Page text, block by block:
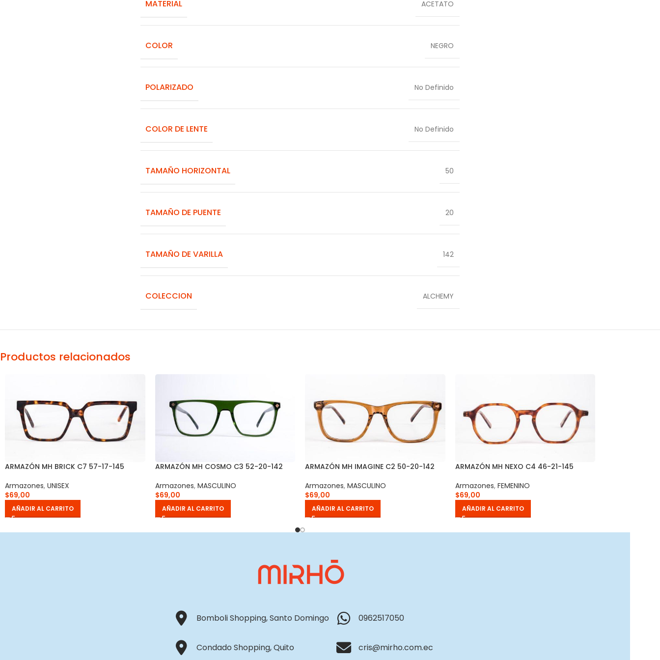
MATERIAL ACETATO
COLOR NEGRO
POLARIZADO No Definido
COLOR DE LENTE No Definido
TAMAÑO HORIZONTAL 50
TAMAÑO DE PUENTE 20
TAMAÑO DE VARILLA 142
COLECCION ALCHEMY
Productos relacionados
ARMAZÓN MH BRICK C7 57-17-145
Armazones, UNISEX
$69,00
AÑADIR AL CARRITO
ARMAZÓN MH COSMO C3 52-20-142
Armazones, MASCULINO
$69,00
AÑADIR AL CARRITO
ARMAZÓN MH IMAGINE C2 50-20-142
Armazones, MASCULINO
$69,00
AÑADIR AL CARRITO
ARMAZÓN MH NEXO C4 46-21-145
Armazones, FEMENINO
$69,00
AÑADIR AL CARRITO
Bomboli Shopping, Santo Domingo
Condado Shopping, Quito
0962517050
cris@mirho.com.ec